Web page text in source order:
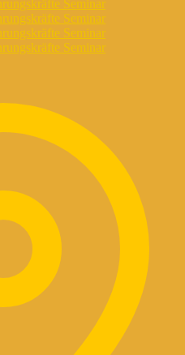
Seminar
Seminar
Seminar
Seminar